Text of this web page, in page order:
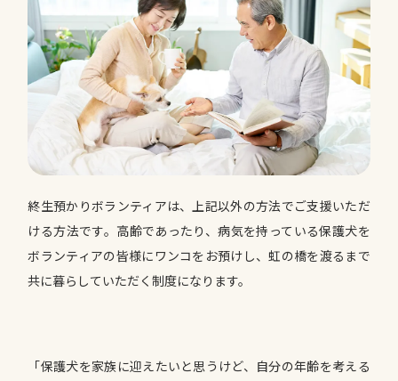
終生預かりボランティアは、上記以外の方法でご支援いただ
ける方法です。高齢であったり、病気を持っている保護犬を
ボランティアの皆様にワンコをお預けし、虹の橋を渡るまで
共に暮らしていただく制度になります。
「保護犬を家族に迎えたいと思うけど、自分の年齢を考える